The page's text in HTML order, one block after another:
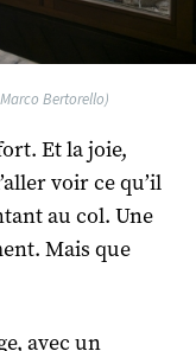
Bertorello)
Et la joie,
voir ce qu’il
au col. Une
Mais que
avec un